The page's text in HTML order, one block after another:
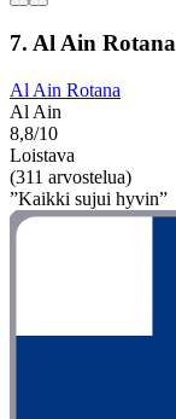
7. Al Ain Rotana
Al Ain Rotana
Al Ain
8,8/10
Loistava
(311 arvostelua)
”Kaikki sujui hyvin”